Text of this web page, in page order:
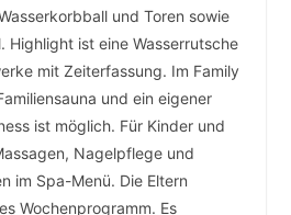
und Toren sowie
Highlight ist eine Wasserrutsche
mit Zeiterfassung. Im Family
und ein eigener
ist möglich. Für Kinder und
Nagelpflege und
im Spa-Menü. Die Eltern
Wochenprogramm. Es